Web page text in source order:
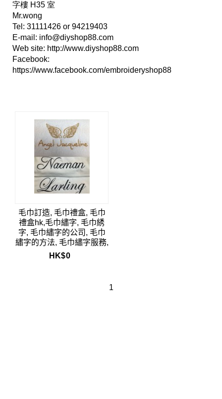
字樓 H35 室
Mr.wong
Tel: 31111426 or 94219403
E-mail: info@diyshop88.com
Web site: http://www.diyshop88.com
Facebook:
https://www.facebook.com/embroideryshop88
毛巾訂造, 毛巾禮盒, 毛巾
禮盒hk,毛巾繡字, 毛巾綉
字, 毛巾繡字的公司, 毛巾
繡字的方法, 毛巾繡字服務,
毛巾繡字diy,embroidery
HK$0
1